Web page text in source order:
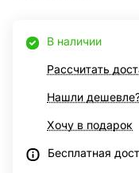
В наличии
Рассчитать
Нашли
Хочу в подарок
Бесплатная